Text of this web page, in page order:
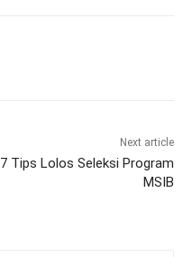
Next article
7 Tips Lolos Seleksi Program
MSIB